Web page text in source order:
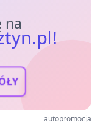
na
autopromocja